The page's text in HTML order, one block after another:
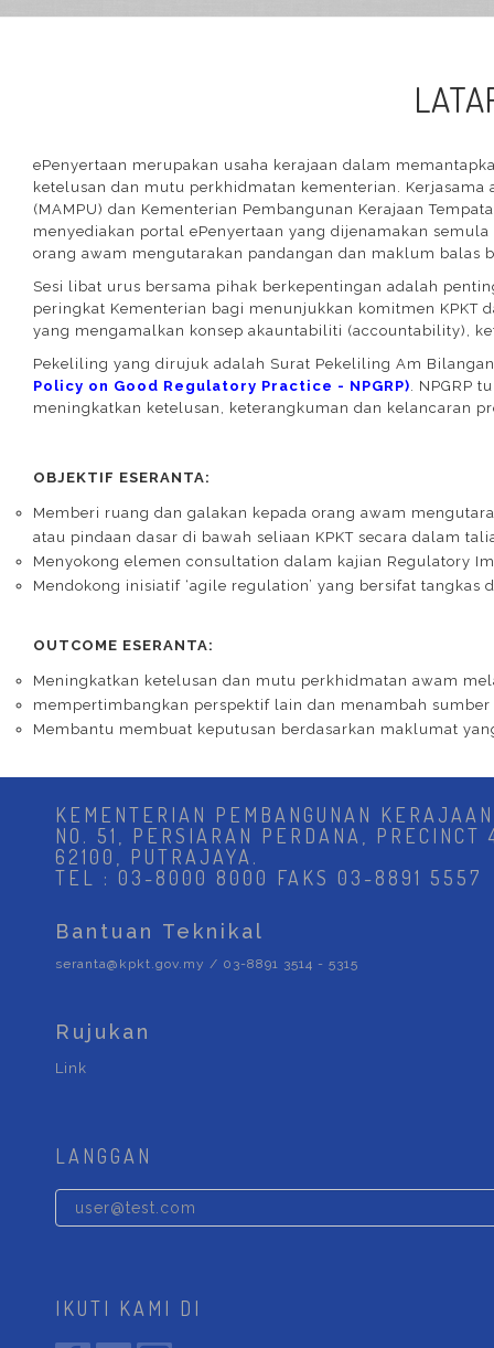
ePenyertaan merupakan usaha kerajaan dalam
ketelusan dan mutu perkhidmatan kementerian. Kerjasama
(MAMPU) dan Kementerian Pembangunan Kerajaan
menyediakan portal ePenyertaan yang dijenamakan
orang awam mengutarakan pandangan dan maklum
Sesi libat urus bersama pihak berkepentingan adalah
peringkat Kementerian bagi menunjukkan komitmen KPKT
yang mengamalkan konsep akauntabiliti (accountability),
Pekeliling yang dirujuk adalah Surat Pekeliling Am
Policy on Good Regulatory Practice - NPGRP). NPGRP
meningkatkan ketelusan, keterangkuman dan kelancaran
OBJEKTIF ESERANTA:
Memberi ruang dan galakan kepada orang awam
atau pindaan dasar di bawah seliaan KPKT secara dalam
Menyokong elemen consultation dalam kajian Regulatory
Mendokong inisiatif ‘agile regulation’ yang bersifat
OUTCOME ESERANTA:
Meningkatkan ketelusan dan mutu perkhidmatan awam
mempertimbangkan perspektif lain dan menambah
Membantu membuat keputusan berdasarkan maklumat
KEMENTERIAN PEMBANGUNAN
NO. 51, PERSIARAN PERDANA, PRECINCT
62100, PUTRAJAYA.
TEL : 03-8000 8000 FAKS 03-8891 5557
Bantuan Teknikal
seranta@kpkt.gov.my / 03-8891 3514 - 5315
Rujukan
Link
LANGGAN
IKUTI KAMI DI